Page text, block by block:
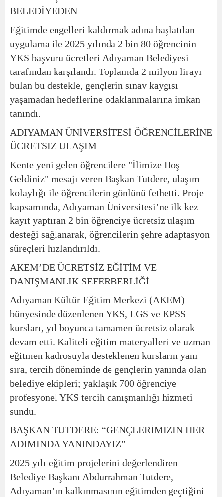
BELEDİYEDEN
Eğitimde engelleri kaldırmak adına başlatılan
uygulama ile 2025 yılında 2 bin 80 öğrencinin
YKS başvuru ücretleri Adıyaman Belediyesi
tarafından karşılandı. Toplamda 2 milyon lirayı
bulan bu destekle, gençlerin sınav kaygısı
yaşamadan hedeflerine odaklanmalarına imkan
tanındı.
ADIYAMAN ÜNİVERSİTESİ ÖĞRENCİLERİNE
ÜCRETSİZ ULAŞIM
Kente yeni gelen öğrencilere "İlimize Hoş
Geldiniz" mesajı veren Başkan Tutdere, ulaşım
kolaylığı ile öğrencilerin gönlünü fethetti. Proje
kapsamında, Adıyaman Üniversitesi’ne ilk kez
kayıt yaptıran 2 bin öğrenciye ücretsiz ulaşım
desteği sağlanarak, öğrencilerin şehre adaptasyon
süreçleri hızlandırıldı.
AKEM’DE ÜCRETSİZ EĞİTİM VE
DANIŞMANLIK SEFERBERLİĞİ
Adıyaman Kültür Eğitim Merkezi (AKEM)
bünyesinde düzenlenen YKS, LGS ve KPSS
kursları, yıl boyunca tamamen ücretsiz olarak
devam etti. Kaliteli eğitim materyalleri ve uzman
eğitmen kadrosuyla desteklenen kursların yanı
sıra, tercih döneminde de gençlerin yanında olan
belediye ekipleri; yaklaşık 700 öğrenciye
profesyonel YKS tercih danışmanlığı hizmeti
sundu.
BAŞKAN TUTDERE: “GENÇLERİMİZİN HER
ADIMINDA YANINDAYIZ”
2025 yılı eğitim projelerini değerlendiren
Belediye Başkanı Abdurrahman Tutdere,
Adıyaman’ın kalkınmasının eğitimden geçtiğini